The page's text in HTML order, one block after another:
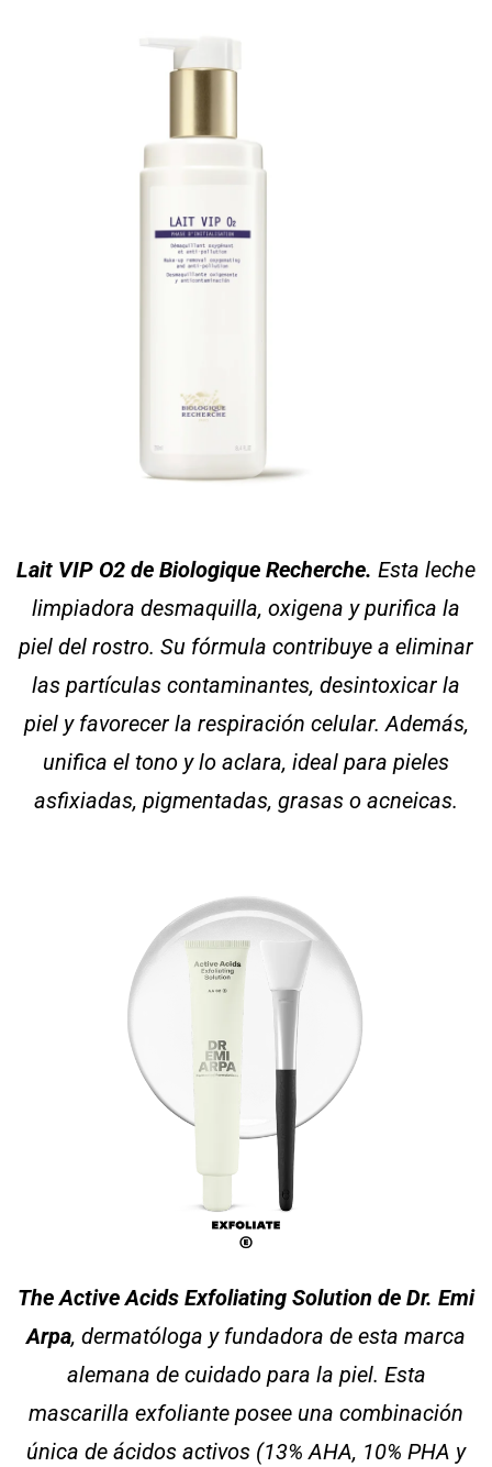
Lait VIP O2 de Biologique Recherche. Esta leche
limpiadora desmaquilla, oxigena y purifica la
piel del rostro. Su fórmula contribuye a eliminar
las partículas contaminantes, desintoxicar la
piel y favorecer la respiración celular. Además,
unifica el tono y lo aclara, ideal para pieles
asfixiadas, pigmentadas, grasas o acneicas.
The Active Acids Exfoliating Solution de Dr. Emi
Arpa, dermatóloga y fundadora de esta marca
alemana de cuidado para la piel. Esta
mascarilla exfoliante posee una combinación
única de ácidos activos (13% AHA, 10% PHA y